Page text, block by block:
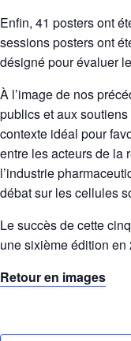
Enfin, 41 posters ont
sessions posters ont
désigné pour évaluer
À l’image de nos
publics et aux
contexte idéal pour
entre les acteurs de la
l’industrie
débat sur les cellules
Le succès de cette
une sixième édition
Retour en images